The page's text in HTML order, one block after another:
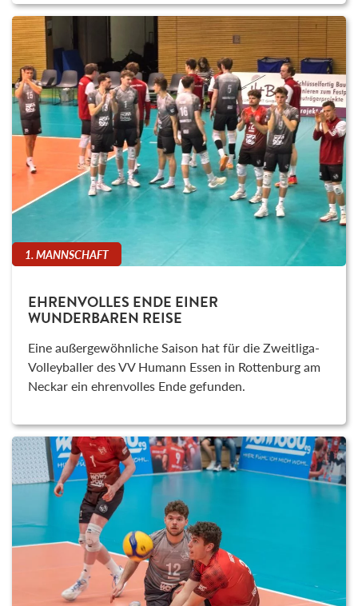
1. MANNSCHAFT
EHRENVOLLES ENDE EINER
WUNDERBAREN REISE
Eine außergewöhnliche Saison hat für die Zweitliga-
Volleyballer des VV Humann Essen in Rottenburg am
Neckar ein ehrenvolles Ende gefunden.